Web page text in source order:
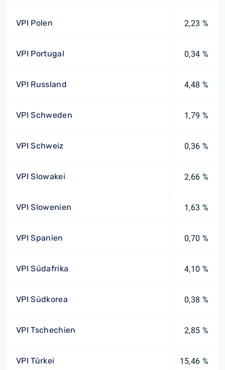
VPI Polen 2,23 %
VPI Portugal 0,34 %
VPI Russland 4,48 %
VPI Schweden 1,79 %
VPI Schweiz 0,36 %
VPI Slowakei 2,66 %
VPI Slowenien 1,63 %
VPI Spanien 0,70 %
VPI Südafrika 4,10 %
VPI Südkorea 0,38 %
VPI Tschechien 2,85 %
VPI Türkei 15,46 %